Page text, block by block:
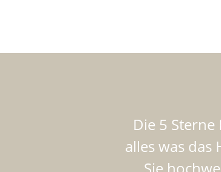
Die 5
alles was das